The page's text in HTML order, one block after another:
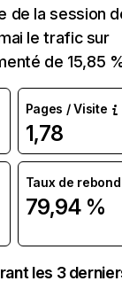
de la session
le trafic sur
de 15,85
Pages / Visite
1,78
Taux de rebond
79,94 %
les 3